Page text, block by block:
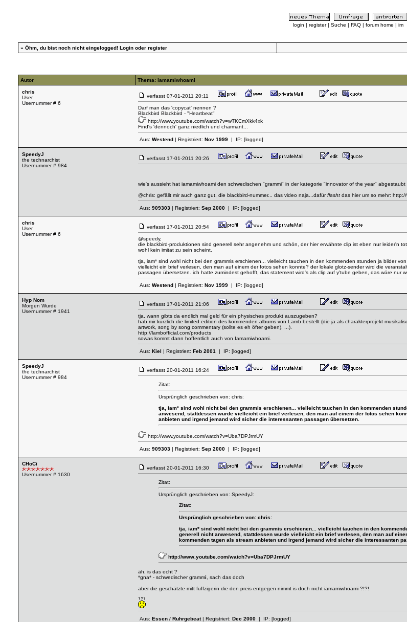
login | register | Suche | FAQ | forum home | im
» Öhm, du bist noch nicht eingelogged! Login oder register
Autor
Thema: iamamiwhoami
chris
User
Usernummer # 6
verfasst 07-01-2011 20:11
Darf man das 'copycat' nennen ?
Blackbird Blackbird - "Heartbeat"
http://www.youtube.com/watch?v=wTKCmXkk4xk
Find's 'dennoch' ganz niedlich und charmant...
Aus: Westend | Registriert: Nov 1999 | IP: [logged]
SpeedyJ
the technarchist
Usernummer # 984
verfasst 17-01-2011 20:26
wie's aussieht hat iamamiwhoami den schwedischen "grammi" in der kategorie "innovator of the year" abgestaubt
@chris: gefällt mir auch ganz gut, die blackbird-nummer... das video naja...dafürflasht das hier um so mehr: http://
Aus: 909303 | Registriert: Sep 2000 | IP: [logged]
chris
User
Usernummer # 6
verfasst 17-01-2011 20:54
@speedy,
die blackbird-produktionen sind generell sehr angenehm und schön, der hier erwähnte clip ist eben nur leider'n
wohl kein imitat zu sein scheint.
tja, iam* sind wohl nicht bei den grammis erschienen... vielleicht tauchen in den kommenden stunden ja bilder
vielleicht ein brief verlesen, den man auf einem der fotos sehen konnte? der lokale glotz-sender wird die
passagen übersetzen. ich hatte zumindest gehofft, das statement wird's als clip auf y'tube geben, das wäre nur
Aus: Westend | Registriert: Nov 1999 | IP: [logged]
Hyp Nom
Morgen Wurde
Usernummer # 1941
verfasst 17-01-2011 21:06
tja, wann gibts da endlich mal geld für ein physisches produkt auszugeben?
hab mir kürzlich die limited edition des kommenden albums von Lamb bestellt (die ja als charakterprojekt
artwork, song by song commentary (sollte es eh öfter geben), ...).
http://lambofficial.com/products
sowas kommt dann hoffentlich auch von Iamamiwhoami.
Aus: Kiel | Registriert: Feb 2001 | IP: [logged]
SpeedyJ
the technarchist
Usernummer # 984
verfasst 20-01-2011 16:24
Zitat:
Ursprünglich geschrieben von: chris:
tja, iam* sind wohl nicht bei den grammis erschienen... vielleicht tauchen in den kommenden
anwesend, stattdessen wurde vielleicht ein brief verlesen, den man auf einem der fotos sehen
anbieten und irgend jemand wird sicher die interessanten passagen übersetzen.
http://www.youtube.com/watch?v=Uba7DPJrmUY
Aus: 909303 | Registriert: Sep 2000 | IP: [logged]
CHoCi
Usernummer # 1630
verfasst 20-01-2011 16:30
Zitat:
Ursprünglich geschrieben von: SpeedyJ:
Zitat:
Ursprünglich geschrieben von: chris:
tja, iam* sind wohl nicht bei den grammis erschienen... vielleicht tauchen in den
generell nicht anwesend, stattdessen wurde vielleicht ein brief verlesen, den man auf
kommenden tagen als stream anbieten und irgend jemand wird sicher die interessanten
http://www.youtube.com/watch?v=Uba7DPJrmUY
äh, is das echt ?
*gna* - schwedischer grammi , sach das doch
aber die geschätzte mitt fuffzigerin die den preis entgegen nimmt is doch nicht iamamiwhoami ?!?!
Aus: Essen / Ruhrgebeat| Registriert: Dec 2000 | IP: [logged]